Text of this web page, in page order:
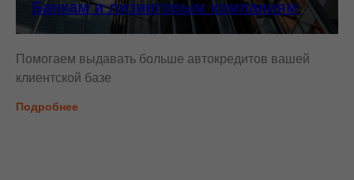
Банкам и лизинговым компаниям
Помогаем выдавать больше автокредитов вашей
клиентской базе
Подробнее